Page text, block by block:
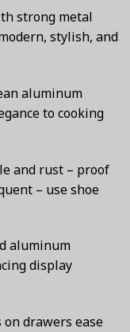
strong metal
stylish, and
aluminum
to cooking
and rust – proof
– use shoe
aluminum
display
drawers ease